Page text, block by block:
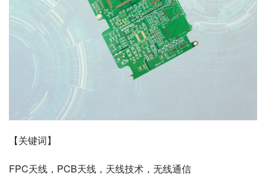
【关键词】
FPC天线，PCB天线，天线技术，无线通信